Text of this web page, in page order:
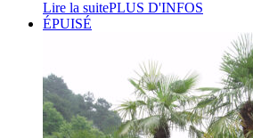
Lire la suitePLUS D'INFOS
ÉPUISÉ